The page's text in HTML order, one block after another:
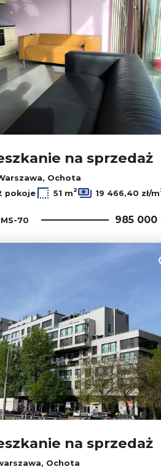
na sprzedaż
Ochota
pokoje 51 m2 19 466,40 zł/m
70 985 000
na sprzedaż
Ochota